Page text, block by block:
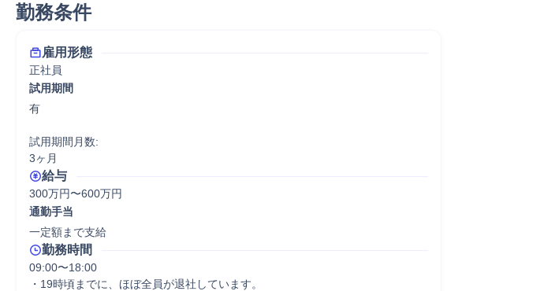
勤務条件
雇用形態
正社員
試用期間
有
試用期間月数:
3ヶ月
給与
300万円〜600万円
通勤手当
一定額まで支給
勤務時間
09:00〜18:00
・19時頃までに、ほぼ全員が退社しています。